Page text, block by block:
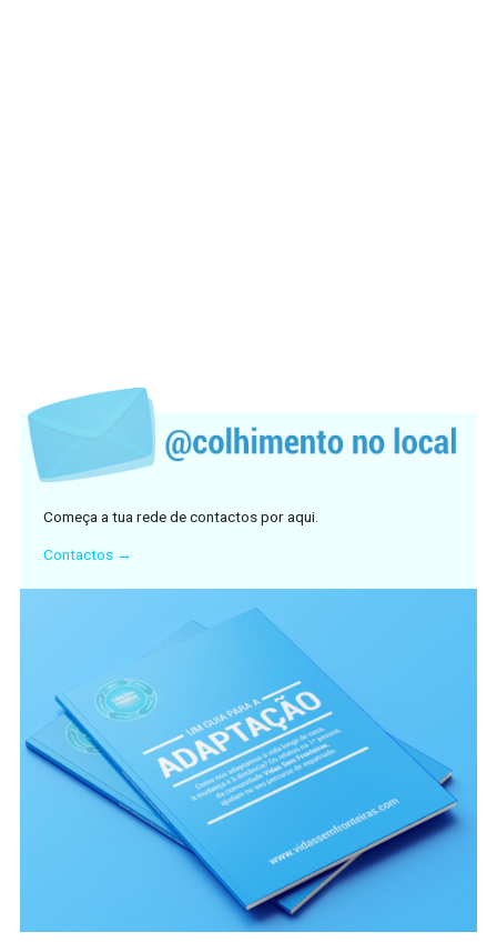
Começa a tua rede de contactos por aqui.
Contactos →